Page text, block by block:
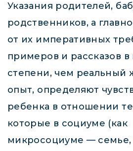
Указания родителей,
родственников, а
от их императивных
примеров и рассказов
степени, чем реальный
опыт, определяют
ребенка в отношении
которые в социуме (как
микросоциуме — семье,